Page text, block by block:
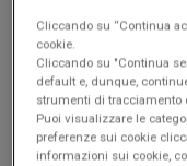
Collabora con
Video Corso
Supporto,
Cliccando su “Continua
cookie.
Cliccando su "Continua
default e, dunque,
strumenti di
Puoi visualizzare le
preferenze sui cookie
informazioni sui cookie,